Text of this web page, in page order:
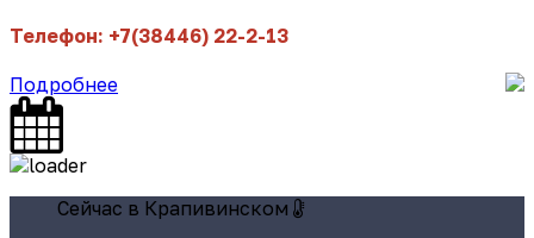
Телефон: +7(38446) 22-2-13
Подробнее
Сейчас в Крапивинском